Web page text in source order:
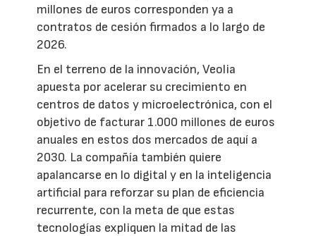
millones de euros corresponden ya a
contratos de cesión firmados a lo largo de
2026.
En el terreno de la innovación, Veolia
apuesta por acelerar su crecimiento en
centros de datos y microelectrónica, con el
objetivo de facturar 1.000 millones de euros
anuales en estos dos mercados de aquí a
2030. La compañía también quiere
apalancarse en lo digital y en la inteligencia
artificial para reforzar su plan de eficiencia
recurrente, con la meta de que estas
tecnologías expliquen la mitad de las